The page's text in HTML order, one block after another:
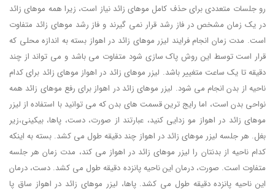
رو جلسات متعددی برای حذف کامل موهای زائد نیاز است، زیرا همه موهای زائد
در یک زمان مشخص در فاز رشد قرار نمی گیرند و فاز رشد موهای زائد متفاوت
است. مدت زمان انجام فرایند لیزر موهای زائد در اهواز بسته به اندازه محلی که
قرار است توسط این روش پاک سازی شود متفاوت می باشد و می تواند از چند
دقیقه تا یک ساعت متغییر باشد. لیزر موهای زائد در اهواز موهای زائد برای کدام
ناحیه از بدن انجام می شود. لیزر موهای زائد در اهواز برای رفع موهای زائد همه
نواحی بدن است، اما رایج ترین قسمت های بدن که می توانید با استفاده از لیزر
موهای زائد در اهواز مو زدایی کنید، عبارتند از صورت، دست، پاها، بیکینی،زیر
بغل. هر جلسه لیزر موهای زائد در اهواز چند دقیقه طول می کشد. بسته به اینکه
کدام ناحیه از بدنتان را لیزر موهای زائد در اهواز می کند، مدت زمان هر جلسه
متفاوت است. صورت، درمان این ناحیه پانزده دقیقه طول می کشد. دست، درمان
این ناحیه پانزده دقیقه طول می کشد. پاها، لیزر موهای زائد در اهواز ساق پا